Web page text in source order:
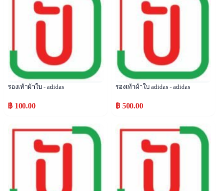
รองเท้าผ้าใบ - adidas
฿ 100.00
รองเท้าผ้าใบ adidas - adidas
฿ 500.00
Popular Popular